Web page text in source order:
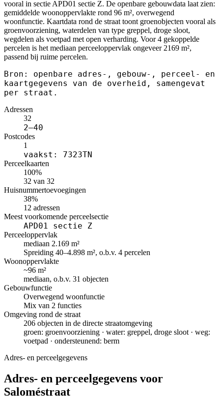
vooral in sectie APD01 sectie Z. De openbare gebouwdata laat zien:
gemiddelde woonoppervlakte rond 96 m², overwegend
woonfunctie. Kaartdata rond de straat toont groenobjecten vooral als
groenvoorziening, waterdelen van type greppel, droge sloot,
wegdelen als voetpad met open verharding. Voor 4 gekoppelde
percelen is het mediaan perceeloppervlak ongeveer 2169 m²,
passend bij ruime percelen.
Bron: openbare adres-, gebouw-, perceel- en
kaartgegevens van de overheid, samengevat
per straat.
Adressen
32
2–40
Postcodes
1
vaakst: 7323TN
Perceelkaarten
100%
32 van 32
Huisnummertoevoegingen
38%
12 adressen
Meest voorkomende perceelsectie
APD01 sectie Z
Perceeloppervlak
mediaan 2.169 m²
Spreiding 40–4.898 m², o.b.v. 4 percelen
Woonoppervlakte
~96 m²
mediaan, o.b.v. 31 objecten
Gebouwfunctie
Overwegend woonfunctie
Mix van 2 functies
Omgeving rond de straat
206 objecten in de directe straatomgeving
groen: groenvoorziening · water: greppel, droge sloot · weg:
voetpad · ondersteunend: berm
Adres- en perceelgegevens
Adres- en perceelgegevens voor
Saloméstraat